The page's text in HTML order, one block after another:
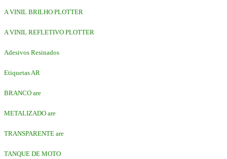
A VINIL BRILHO PLOTTER
A VINIL REFLETIVO PLOTTER
Adesivos Resinados
Etiquetas AR
BRANCO are
METALIZADO are
TRANSPARENTE are
TANQUE DE MOTO